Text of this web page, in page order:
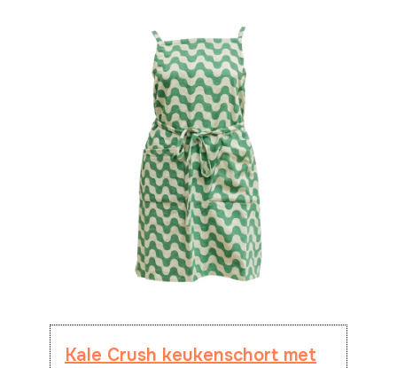
Kale Crush keukenschort met